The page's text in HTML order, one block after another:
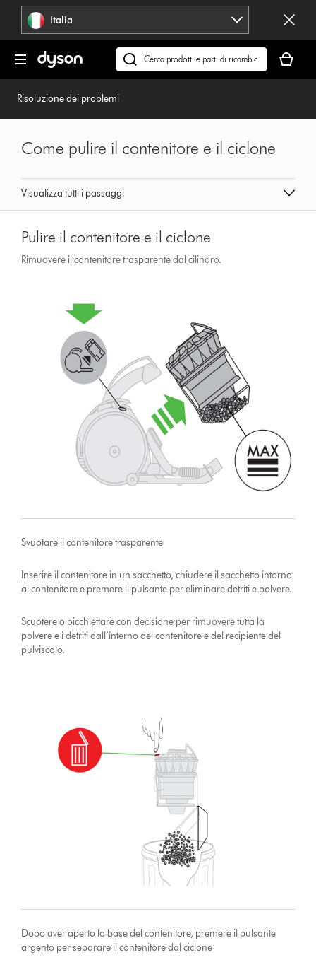
navigazione Italia
Cerca
su
carrello
è
Risoluzione dei problemi
Visualizza tutti i passaggi
Come pulire il contenitore e il ciclone
Pulire il contenitore e il ciclone
Rimuovere il contenitore trasparente dal cilindro.
Svuotare il contenitore trasparente
Inserire il contenitore in un sacchetto, chiudere il sacchetto intorno
al contenitore e premere il pulsante per eliminare detriti e polvere.
Scuotere o picchiettare con decisione per rimuovere tutta la
polvere e i detriti dall’interno del contenitore e del recipiente del
pulviscolo.
Dopo aver aperto la base del contenitore, premere il pulsante
argento per separare il contenitore dal ciclone